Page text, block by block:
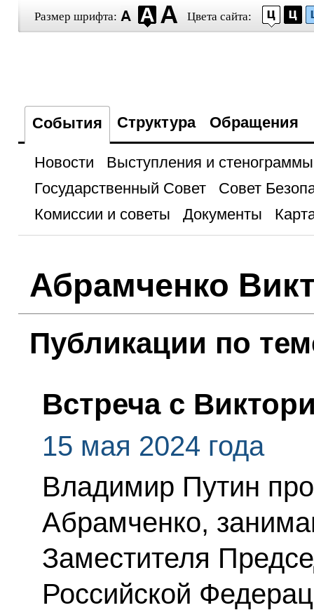
Размер шрифта: Цвета сайта:
События Структура Обращения
Новости
Выступления и стенограммы
Государственный Совет
Совет
Комиссии и советы
Документы
Абрамченко
Публикации по
Встреча с
15 мая 2024 года
Владимир Путин
Абрамченко,
Заместителя
Российской